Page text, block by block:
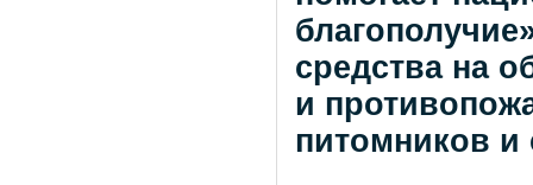
средства на
и
питомников и